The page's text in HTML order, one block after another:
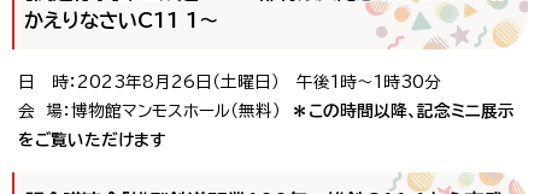
かえりなさいC11 1〜
日 時：2023年8月26日（土曜日） 午後1時〜1時30分
会 場：博物館マンモスホール（無料）
＊この時間以降、記念ミニ展示
をご覧いただけます